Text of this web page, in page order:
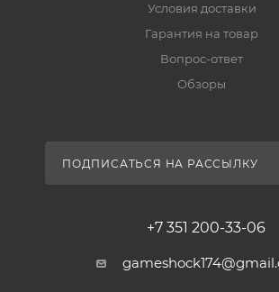
Условия доставки
Гарантия на товар
Вопрос-ответ
Обзоры
ПОДПИСАТЬСЯ НА РАССЫЛКУ
+7 351 200-33-06